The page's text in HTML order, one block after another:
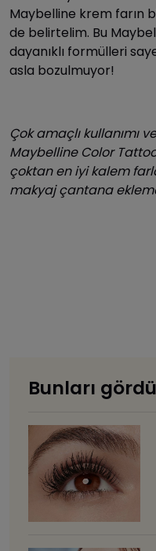
Maybelline krem farın
de belirtelim. Bu
dayanıklı formülleri
asla bozulmuyor!
Çok amaçlı kullanımı
Maybelline Color
çoktan en iyi kalem
makyaj çantana
Bunları